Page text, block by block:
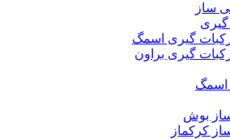
ساز
گیری اسمگ
گیری براون
اسمگ
بوش
کرکماز